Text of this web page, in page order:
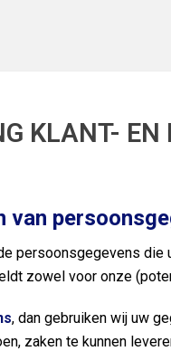
KLANT-
van
persoonsgegevens
zowel voor onze
, dan gebruiken wij uw
zaken te kunnen